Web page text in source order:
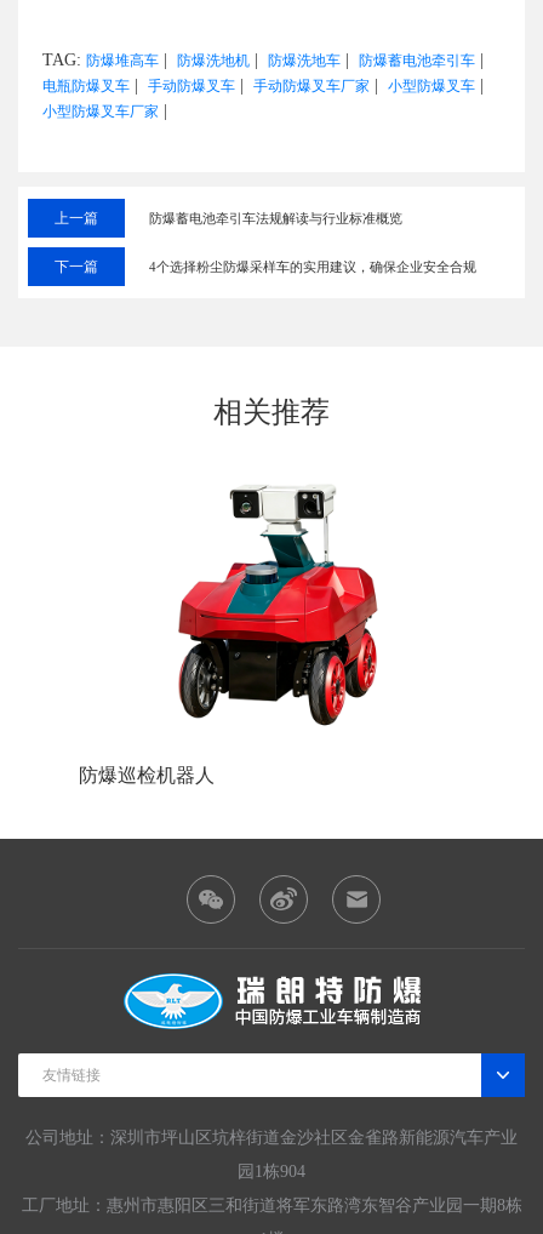
TAG: 防爆堆高车 防爆洗地机 防爆洗地车 防爆蓄电池牵引车
电瓶防爆叉车 手动防爆叉车 手动防爆叉车厂家 小型防爆叉车
小型防爆叉车厂家
上一篇 防爆蓄电池牵引车法规解读与行业标准概览
下一篇 4个选择粉尘防爆采样车的实用建议，确保企业安全合规
相关推荐
防爆巡检机器人
友情链接
公司地址：深圳市坪山区坑梓街道金沙社区金雀路新能源汽车产业
园1栋904
工厂地址：惠州市惠阳区三和街道将军东路湾东智谷产业园一期8栋